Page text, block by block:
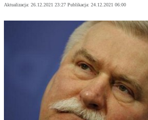
Aktualizacja: 26.12.2021 23:27 Publikacja: 24.12.2021 06:00